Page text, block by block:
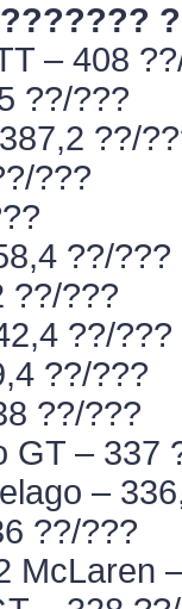
– 408
??/???
??/
???
??/???
??/???
??/???
??/???
??/???
GT – 337
–
??/???
McLaren